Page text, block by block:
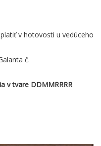
v hotovosti u vedúceho
č.
v tvare DDMMRRRR